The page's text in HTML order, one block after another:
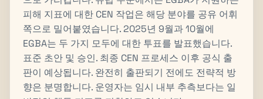
피해 지표에 대한 CEN 작업은 해당 분야를 공유 어휘
쪽으로 밀어붙였습니다. 2025년 9월과 10월에
EGBA는 두 가지 모두에 대한 투표를 발표했습니다.
표준 초안 및 승인. 최종 CEN 프로세스 이후 공식 출
판이 예상됩니다. 완전히 출판되기 전에도 전략적 방
향은 분명합니다. 운영자는 임시 내부 추측보다는 일